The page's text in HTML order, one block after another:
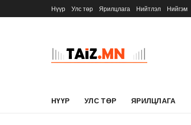
Нүүр Улс төр Ярилцлага Нийтлэл Нийгэм
НҮҮР УЛС ТӨР ЯРИЛЦЛАГА